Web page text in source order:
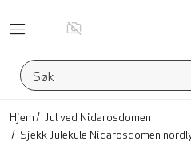
Hjem
Jul ved Nidarosdomen
Sjekk Julekule Nidarosdomen